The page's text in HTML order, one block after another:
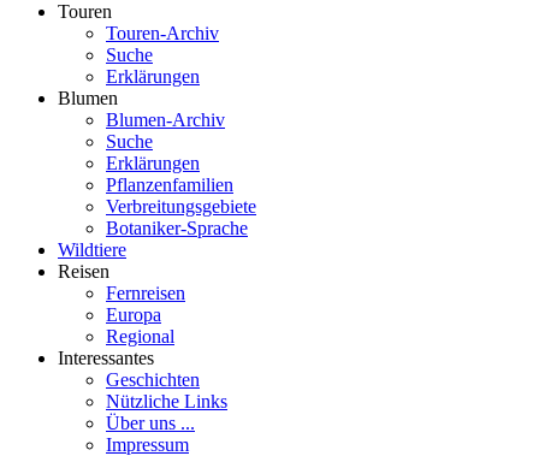
Touren
Touren-Archiv
Suche
Erklärungen
Blumen
Blumen-Archiv
Suche
Erklärungen
Pflanzenfamilien
Verbreitungsgebiete
Botaniker-Sprache
Wildtiere
Reisen
Fernreisen
Europa
Regional
Interessantes
Geschichten
Nützliche Links
Über uns ...
Impressum